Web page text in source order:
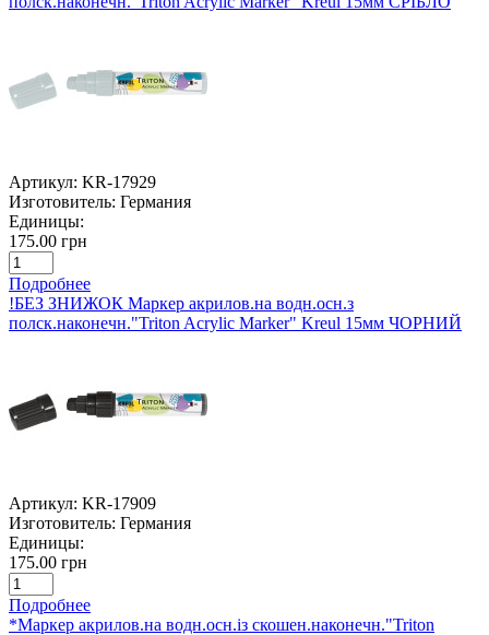
Артикул: KR-17929
Изготовитель: Германия
Единицы:
175.00 грн
Подробнее
!БЕЗ ЗНИЖОК Маркер акрилов.на водн.осн.з
полск.наконечн."Triton Acrylic Marker" Kreul 15мм ЧОРНИЙ
Артикул: KR-17909
Изготовитель: Германия
Единицы:
175.00 грн
Подробнее
*Маркер акрилов.на водн.осн.із скошен.наконечн."Triton